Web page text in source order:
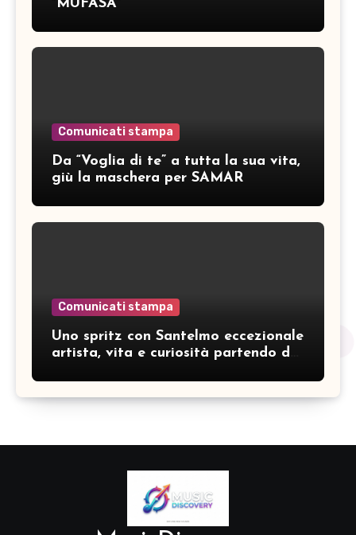
“MUFASA”
Comunicati stampa
Da “Voglia di te” a tutta la sua vita,
giù la maschera per SAMAR
Comunicati stampa
Uno spritz con Santelmo eccezionale
artista, vita e curiosità partendo da